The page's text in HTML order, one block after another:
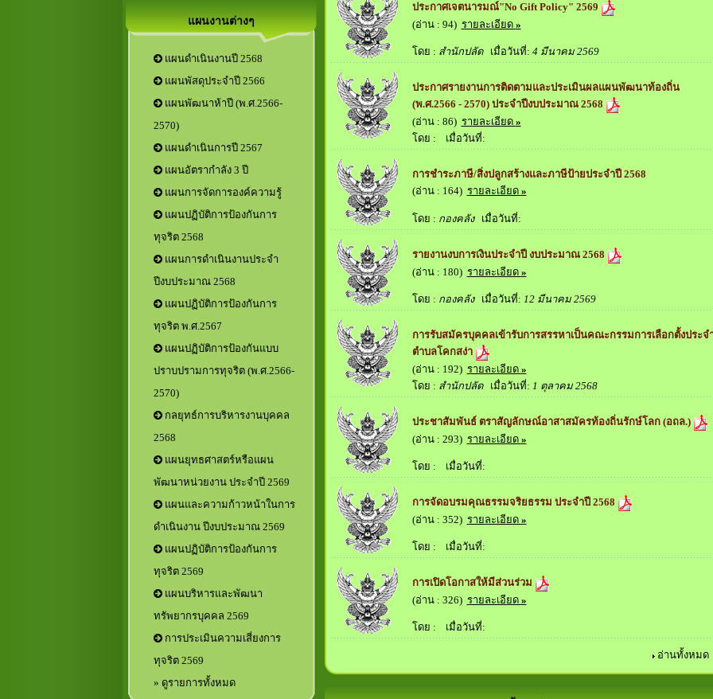
แผนงานต่างๆ
แผนดำเนินงานปี 2568
แผนพัสดุประจำปี 2566
แผนพัฒนาห้าปี (พ.ศ.2566-
2570)
แผนดำเนินการปี 2567
แผนอัตรากำลัง 3 ปี
แผนการจัดการองค์ความรู้
แผนปฏิบัติการป้องกันการ
ทุจริต 2568
แผนการดำเนินงานประจำ
ปีงบประมาณ 2568
แผนปฏิบัติการป้องกันการ
ทุจริต พ.ศ.2567
แผนปฏิบัติการป้องกันแบบ
ปราบปรามการทุจริต (พ.ศ.2566-
2570)
กลยุทธ์การบริหารงานบุคคล
2568
แผนยุทธศาสตร์หรือแผน
พัฒนาหน่วยงาน ประจำปี 2569
แผนและความก้าวหน้าในการ
ดำเนินงาน ปีงบประมาณ 2569
แผนปฏิบัติการป้องกันการ
ทุจริต 2569
แผนบริหารและพัฒนา
ทรัพยากรบุคคล 2569
การประเมินความเสี่ยงการ
ทุจริต 2569
» ดูรายการทั้งหมด
ประกาศเจตนารมณ์"No Gift Policy" 2569
(อ่าน : 94) รายละเอียด »
โดย : สำนักปลัดเมื่อวันที่: 4 มีนาคม 2569
ประกาศรายงานการติดตามและประเมินผลแผนพัฒนาท้องถิ่น
(พ.ศ.2566 - 2570) ประจำปีงบประมาณ 2568
(อ่าน : 86) รายละเอียด »
โดย :
เมื่อวันที่:
การชำระภาษี/สิ่งปลูกสร้างและภาษีป้ายประจำปี 2568
(อ่าน : 164) รายละเอียด »
โดย : กองคลังเมื่อวันที่:
รายงานงบการเงินประจำปี งบประมาณ 2568
(อ่าน : 180) รายละเอียด »
โดย : กองคลังเมื่อวันที่: 12 มีนาคม 2569
การรับสมัครบุคคลเข้ารับการสรรหาเป็นคณะกรรมการเลือกตั้งประจ
ตำบลโคกสง่า
(อ่าน : 192) รายละเอียด »
โดย : สำนักปลัดเมื่อวันที่: 1 ตุลาคม 2568
ประชาสัมพันธ์ ตราสัญลักษณ์อาสาสมัครท้องถิ่นรักษ์โลก (อถล.)
(อ่าน : 293) รายละเอียด »
โดย : เมื่อวันที่:
การจัดอบรมคุณธรรมจริยธรรม ประจำปี 2568
(อ่าน : 352) รายละเอียด »
โดย : เมื่อวันที่:
การเปิดโอกาสให้มีส่วนร่วม
(อ่าน : 326) รายละเอียด »
โดย : เมื่อวันที่:
อ่านทั้งหมด